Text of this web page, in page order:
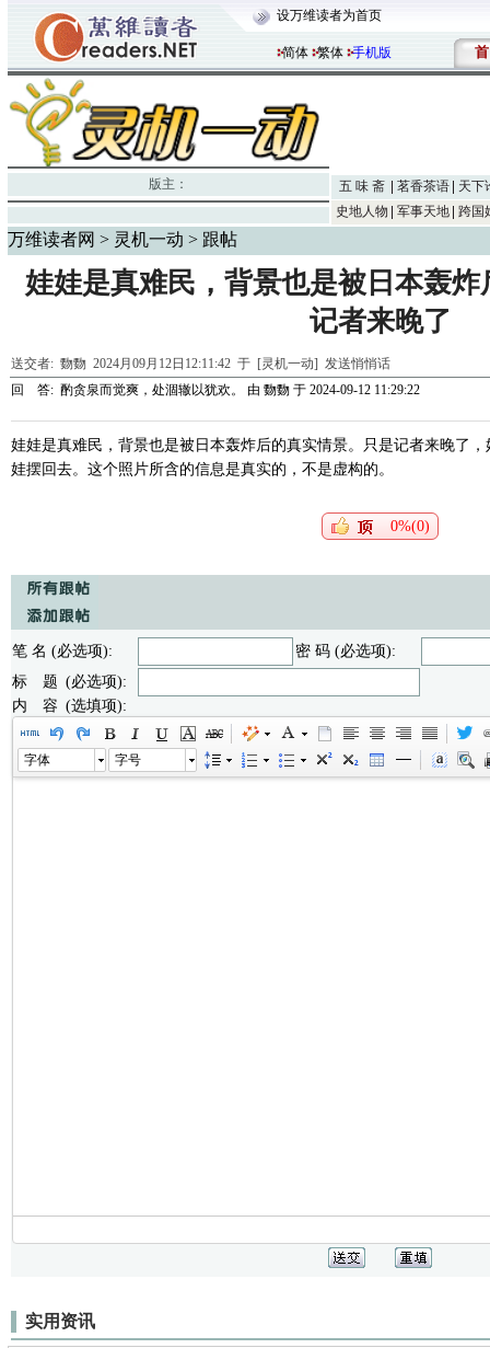
设万维读者为首页
简体 繁体 手机版 首
版主： 五 味 斋 茗香茶语
天下
史地人物
军事天地 跨国
万维读者网 > 灵机一动 > 跟帖
娃娃是真难民，背景也是被日本轰
记者来晚了
送交者: 覅覅 2024月09月12日12:11:42 于 [灵机一动] 发送悄悄话
回 答: 酌贪泉而觉爽，处涸辙以犹欢。 由 覅覅 于 2024-09-12 11:29:22
娃娃是真难民，背景也是被日本轰炸后的真实情景。只是记者来晚了
娃摆回去。这个照片所含的信息是真实的，不是虚构的。
0%(0)
笔 名 (必选项):
密 码 (必选项):
标 题 (必选项):
内 容 (选填项):
字体 字号
实用资讯